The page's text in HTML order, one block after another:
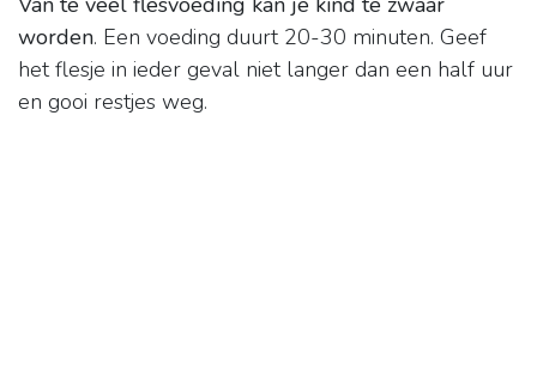
worden. Een voeding duurt 20-30 minuten. Geef
het flesje in ieder geval niet langer dan een half uur
en gooi restjes weg.